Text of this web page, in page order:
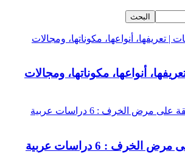
البحث
أنواعها، مكوناتها، ومجالات
دراسات سابقة على مرض الخرف : 6 دراسات عربية